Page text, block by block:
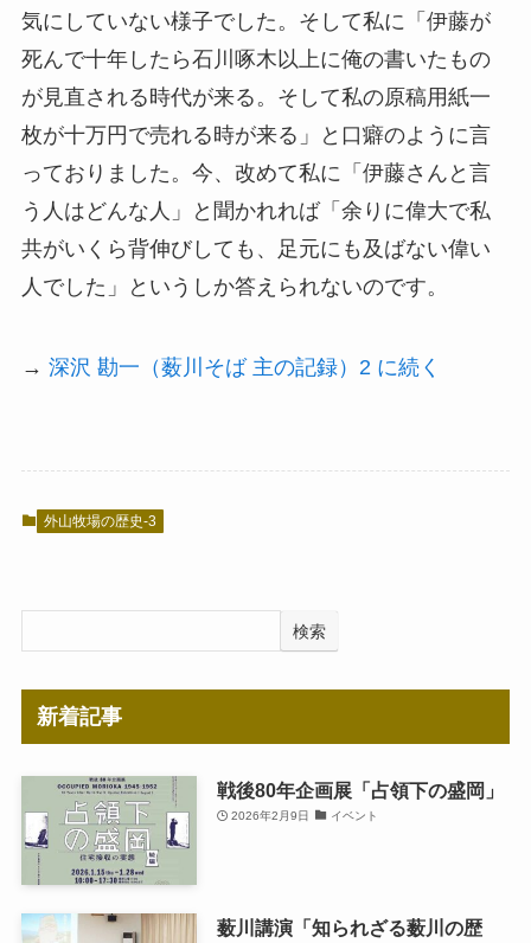
気にしていない様子でした。そして私に「伊藤が
死んで十年したら石川啄木以上に俺の書いたもの
が見直される時代が来る。そして私の原稿用紙一
枚が十万円で売れる時が来る」と口癖のように言
っておりました。今、改めて私に「伊藤さんと言
う人はどんな人」と聞かれれば「余りに偉大で私
共がいくら背伸びしても、足元にも及ばない偉い
人でした」というしか答えられないのです。
→ 深沢 勘一（薮川そば 主の記録）2 に続く
外山牧場の歴史-3
検索
新着記事
戦後80年企画展「占領下の盛岡」
2026年2月9日 イベント
薮川講演「知られざる薮川の歴